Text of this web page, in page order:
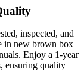
inspected, and
in new brown box
Enjoy a 1-year
ensuring quality